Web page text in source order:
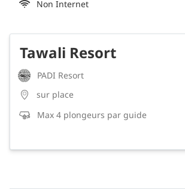
Non Internet
Tawali Resort
PADI Resort
sur place
Max 4 plongeurs par guide